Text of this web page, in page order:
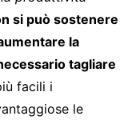
si può sostenere
la
tagliare
facili i
le